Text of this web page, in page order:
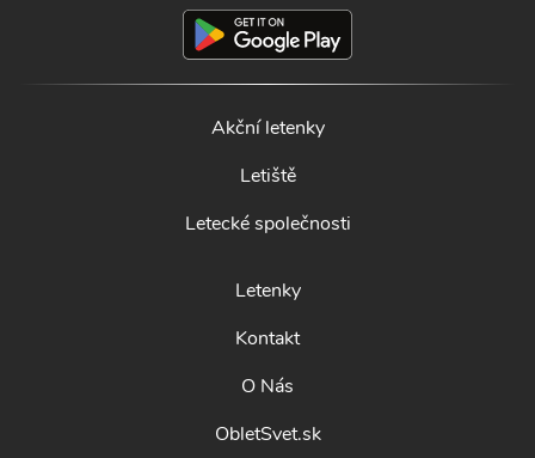
Akční letenky
Letiště
Letecké společnosti
Letenky
Kontakt
O Nás
ObletSvet.sk